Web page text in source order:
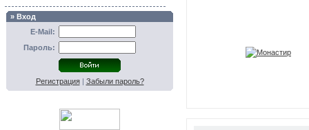
» Вход
E-Mail:
Пароль:
Регистрация| Забыли пароль?